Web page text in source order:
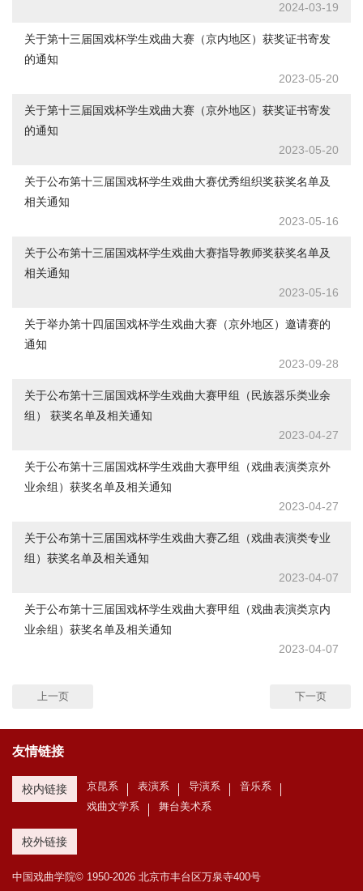
2024-03-19
关于第十三届国戏杯学生戏曲大赛（京内地区）获奖证书寄发
的通知
2023-05-20
关于第十三届国戏杯学生戏曲大赛（京外地区）获奖证书寄发
的通知
2023-05-20
关于公布第十三届国戏杯学生戏曲大赛优秀组织奖获奖名单及
相关通知
2023-05-16
关于公布第十三届国戏杯学生戏曲大赛指导教师奖获奖名单及
相关通知
2023-05-16
关于举办第十四届国戏杯学生戏曲大赛（京外地区）邀请赛的
通知
2023-09-28
关于公布第十三届国戏杯学生戏曲大赛甲组（民族器乐类业余
组） 获奖名单及相关通知
2023-04-27
关于公布第十三届国戏杯学生戏曲大赛甲组（戏曲表演类京外
业余组）获奖名单及相关通知
2023-04-27
关于公布第十三届国戏杯学生戏曲大赛乙组（戏曲表演类专业
组）获奖名单及相关通知
2023-04-07
关于公布第十三届国戏杯学生戏曲大赛甲组（戏曲表演类京内
业余组）获奖名单及相关通知
2023-04-07
上一页 下一页
友情链接
校内链接 京昆系 表演系 导演系
音乐系
戏曲文学系
舞台美术系
校外链接
中国戏曲学院© 1950-2026 北京市丰台区万泉寺400号